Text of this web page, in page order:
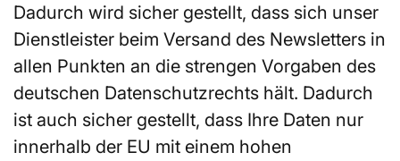
Dadurch wird sicher gestellt, dass sich unser
Dienstleister beim Versand des Newsletters in
allen Punkten an die strengen Vorgaben des
deutschen Datenschutzrechts hält. Dadurch
ist auch sicher gestellt, dass Ihre Daten nur
innerhalb der EU mit einem hohen